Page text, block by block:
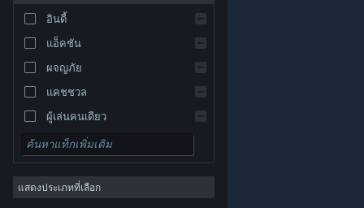
© Valve Corporation สงวนลิขสิทธิ์ เครื่องหมายการค้า
ทั้งหมดเป็นทรัพย์สินของเจ้าของที่เกี่ยวข้องในสหรัฐอเมริกา
และประเทศอื่นนโยบายความเป็นส่วนตัว|กฎหมาย
การคืนเงิน |
สเปน-ลาตินอเมริกา
กรีก
อินดี้
แอ็คชัน
ผจญภัย
แคชชวล
ผู้เล่นคนเดียว
จำลองสถานการณ์
เกมสวมบทบาท
กลยุทธ์
แสดงประเภทที่เลือก